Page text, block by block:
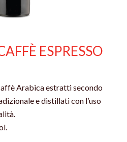
ESPRESSO
Arabica estratti secondo
e distillati con l’uso